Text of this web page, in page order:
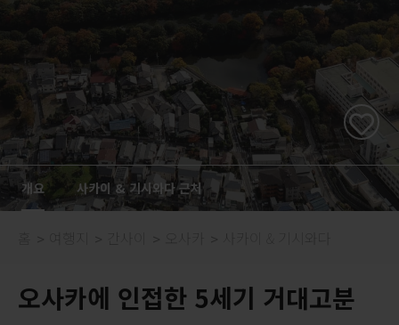
개요 사카이 & 기시와다 근처
오사카에 인접한 5세기 거대고분